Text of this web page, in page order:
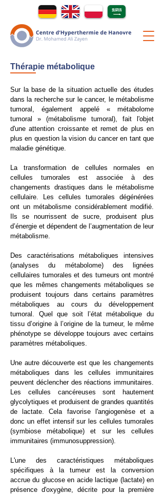
Thérapie métabolique
Sur la base de la situation actuelle des études
dans la recherche sur le cancer, le métabolisme
tumoral, également appelé « métabolome
tumoral » (métabolisme tumoral), fait l'objet
d'une attention croissante et remet de plus en
plus en question la vision du cancer en tant que
maladie génétique.
La transformation de cellules normales en
cellules tumorales est associée à des
changements drastiques dans le métabolisme
cellulaire. Les cellules tumorales dégénérées
ont un métabolisme considérablement modifié.
Ils se nourrissent de sucre, produisent plus
d’énergie et dépendent de l’augmentation de leur
métabolisme.
Des caractérisations métaboliques intensives
(analyses du métabolome) des lignées
cellulaires tumorales et des tumeurs ont montré
que les mêmes changements métaboliques se
produisent toujours dans certains paramètres
métaboliques au cours du développement
tumoral. Quel que soit l’état métabolique du
tissu d’origine à l’origine de la tumeur, le même
phénotype se développe toujours avec certains
paramètres métaboliques.
Une autre découverte est que les changements
métaboliques dans les cellules immunitaires
peuvent déclencher des réactions immunitaires.
Les cellules cancéreuses sont hautement
glycolytiques et produisent de grandes quantités
de lactate. Cela favorise l'angiogenèse et a
donc un effet intensif sur les cellules tumorales
(symbiose métabolique) et sur les cellules
immunitaires (immunosuppression).
L'une des caractéristiques métaboliques
spécifiques à la tumeur est la conversion
accrue du glucose en acide lactique (lactate) en
présence d'oxygène, décrite pour la première